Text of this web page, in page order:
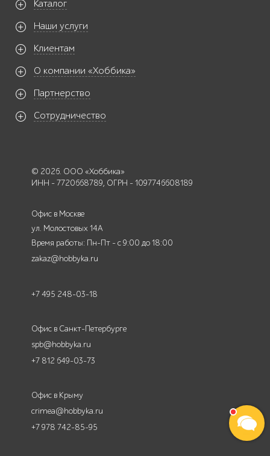
Каталог
Наши услуги
Клиентам
О компании «Хоббика»
Партнерство
Сотрудничество
© 2026. ООО «Хоббика»
ИНН - 7720668789, ОГРН - 1097746608189
Офис в Москве
ул. Молостовых 14А
Время работы: Пн-Пт - с 9:00 до 18:00
zakaz@hobbyka.ru
+7 495 248-03-18
Офис в Санкт-Петербурге
spb@hobbyka.ru
+7 812 649-03-73
Офис в Крыму
crimea@hobbyka.ru
+7 978 742-85-95